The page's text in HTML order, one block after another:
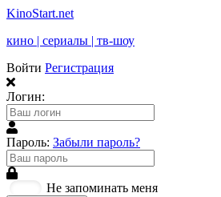
KinoStart.net
кино | сериалы | тв-шоу
Войти Регистрация
Логин:
Пароль: Забыли пароль?
Не запоминать меня